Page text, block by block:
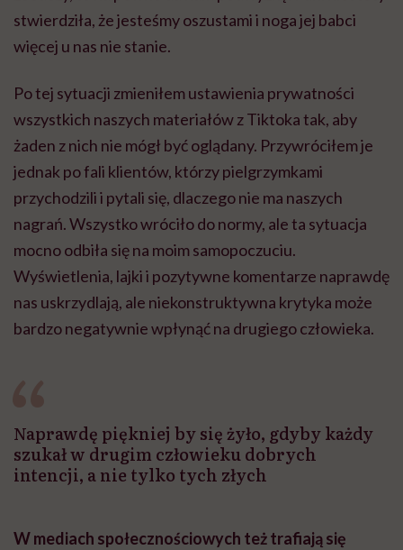
stwierdziła, że jesteśmy oszustami i noga jej babci
więcej u nas nie stanie.
Po tej sytuacji zmieniłem ustawienia prywatności
wszystkich naszych materiałów z Tiktoka tak, aby
żaden z nich nie mógł być oglądany. Przywróciłem je
jednak po fali klientów, którzy pielgrzymkami
przychodzili i pytali się, dlaczego nie ma naszych
nagrań. Wszystko wróciło do normy, ale ta sytuacja
mocno odbiła się na moim samopoczuciu.
Wyświetlenia, lajki i pozytywne komentarze naprawdę
nas uskrzydlają, ale niekonstruktywna krytyka może
bardzo negatywnie wpłynąć na drugiego człowieka.
Naprawdę piękniej by się żyło, gdyby każdy
szukał w drugim człowieku dobrych
intencji, a nie tylko tych złych
W mediach społecznościowych też trafiają się